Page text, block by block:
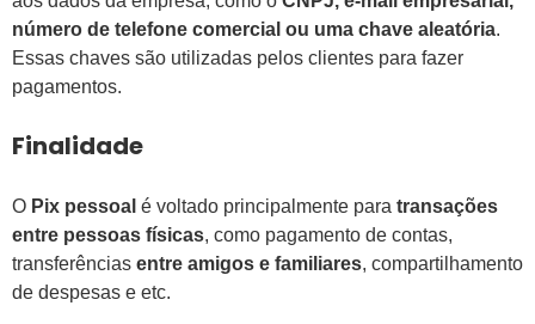
número de telefone comercial ou uma chave aleatória.
Essas chaves são utilizadas pelos clientes para fazer
pagamentos.
Finalidade
O Pix pessoal é voltado principalmente para transações
entre pessoas físicas, como pagamento de contas,
transferências entre amigos e familiares, compartilhamento
de despesas e etc.